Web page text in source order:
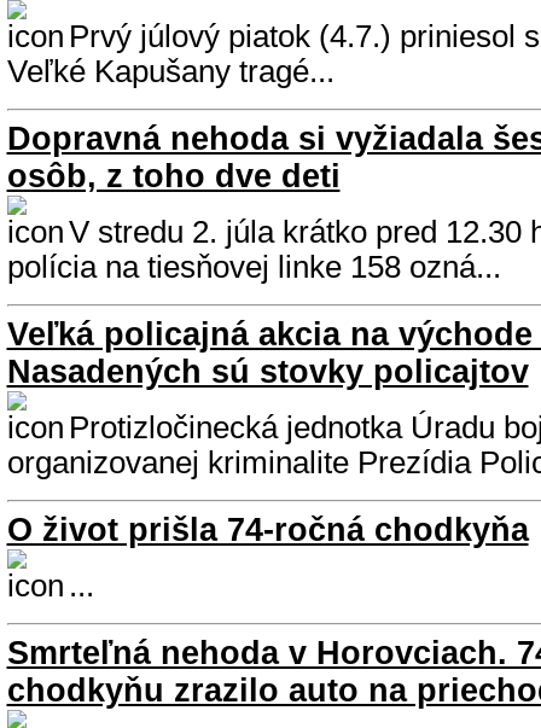
Prvý júlový piatok (4.7.) priniesol
Veľké Kapušany tragé...
Dopravná nehoda si vyžiadala
osôb, z toho dve deti
V stredu 2. júla krátko pred 12.30
polícia na tiesňovej linke 158 ozná...
Veľká policajná akcia na
Nasadených sú stovky policajtov
Protizločinecká jednotka Úradu
organizovanej kriminalite Prezídia
O život prišla 74-ročná chodkyňa
...
Smrteľná nehoda v Horovciach.
chodkyňu zrazilo auto na